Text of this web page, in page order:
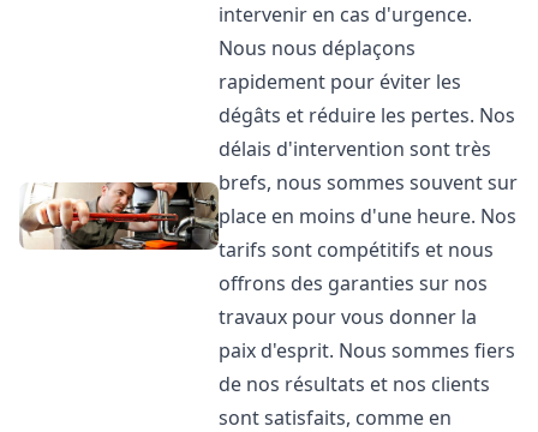
intervenir en cas d'urgence.
Nous nous déplaçons
rapidement pour éviter les
dégâts et réduire les pertes. Nos
délais d'intervention sont très
brefs, nous sommes souvent sur
place en moins d'une heure. Nos
tarifs sont compétitifs et nous
offrons des garanties sur nos
travaux pour vous donner la
paix d'esprit. Nous sommes fiers
de nos résultats et nos clients
sont satisfaits, comme en